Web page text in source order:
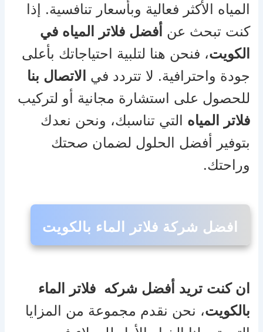
المياه الأكثر فعالية وبأسعار تنافسية. إذا
كنت تبحث عن أفضل فلاتر المياه في
الكويت، فنحن هنا لتلبية احتياجاتك بأعلى
جودة واحترافية. لا تتردد في الاتصال بنا
للحصول على استشارة مجانية أو لتركيب
فلاتر المياه التي تناسبك، ونحن نعدك
بتوفير أفضل الحلول لضمان صحتك
وراحتك.
افضل شركة فلاتر الماء بالكويت
ان كنت تريد أفضل شركه فلاتر الماء
بالكويت، نحن نقدم مجموعة من المزايا